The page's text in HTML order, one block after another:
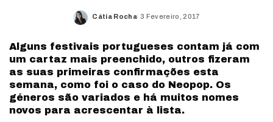
Posted
Cátia Rocha 3 Fevereiro, 2017
Alguns festivais portugueses contam já com
um cartaz mais preenchido, outros fizeram
as suas primeiras confirmações esta
semana, como foi o caso do Neopop. Os
géneros são variados e há muitos nomes
novos para acrescentar à lista.